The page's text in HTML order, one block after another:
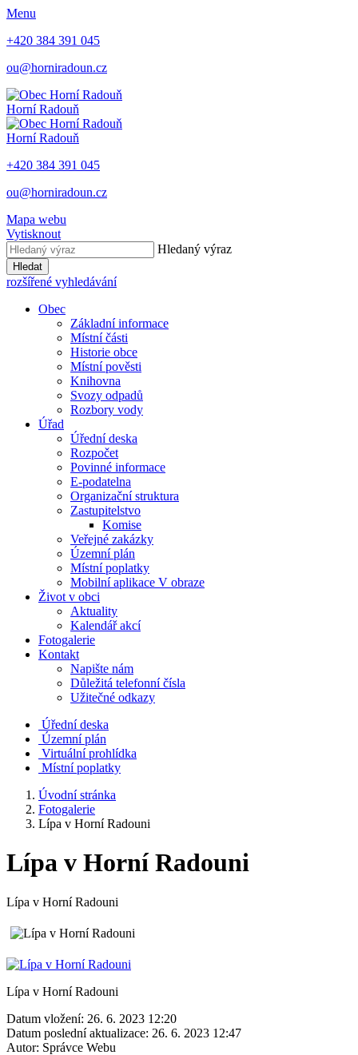
Menu
+420 384 391 045
ou@horniradoun.cz
Horní Radouň
Horní Radouň
+420 384 391 045
ou@horniradoun.cz
Mapa webu
Vytisknout
Hledaný výraz
Hledat
rozšířené vyhledávání
Obec
Základní informace
Místní části
Historie obce
Místní pověsti
Knihovna
Svozy odpadů
Rozbory vody
Úřad
Úřední deska
Rozpočet
Povinné informace
E-podatelna
Organizační struktura
Zastupitelstvo
Komise
Veřejné zakázky
Územní plán
Místní poplatky
Mobilní aplikace V obraze
Život v obci
Aktuality
Kalendář akcí
Fotogalerie
Kontakt
Napište nám
Důležitá telefonní čísla
Užitečné odkazy
Úřední deska
Územní plán
Virtuální prohlídka
Místní poplatky
Úvodní stránka
Fotogalerie
Lípa v Horní Radouni
Lípa v Horní Radouni
Lípa v Horní Radouni
Lípa v Horní Radouni
Datum vložení: 26. 6. 2023 12:20
Datum poslední aktualizace: 26. 6. 2023 12:47
Autor: Správce Webu